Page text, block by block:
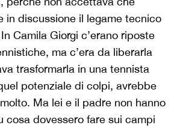
in discussione il legame tecnico
Camila Giorgi c’erano riposte
ma c’era da liberarla
trasformarla in una tennista
potenziale di colpi, avrebbe
Ma lei e il padre non hanno
cosa dovessero fare sui campi